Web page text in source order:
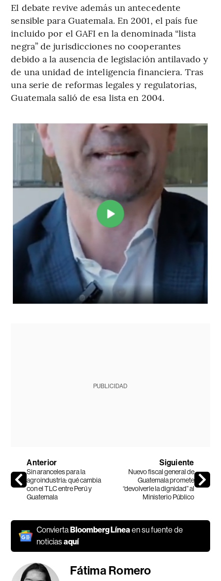
El debate revive además un antecedente
sensible para Guatemala. En 2001, el país fue
incluido por el GAFI en la denominada “lista
negra” de jurisdicciones no cooperantes
debido a la ausencia de legislación antilavado y
de una unidad de inteligencia financiera. Tras
una serie de reformas legales y regulatorias,
Guatemala salió de esa lista en 2004.
PUBLICIDAD
Anterior
Sin aranceles para la
agroindustria: qué cambia
con el TLC entre Perú y
Guatemala
Siguiente
Nuevo fiscal general de
Guatemala promete
“devolverle la dignidad” al
Ministerio Público
ConviertaBloomberg Línea en su fuente de
noticiasaquí
Fátima Romero